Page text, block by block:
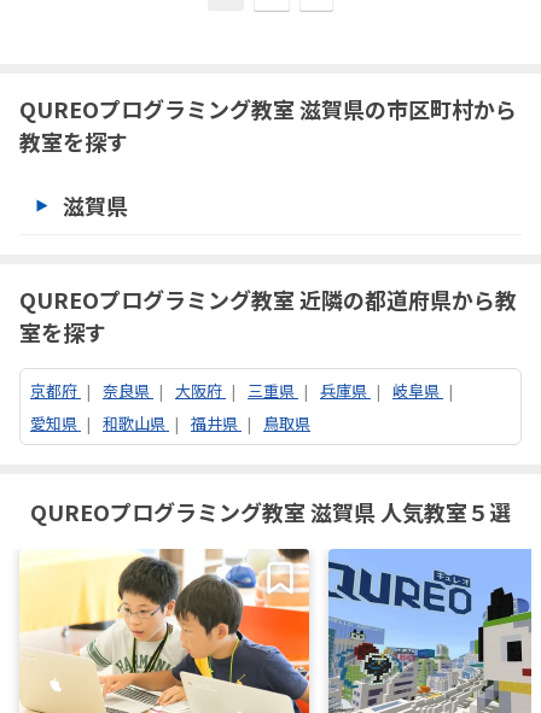
へ
QUREOプログラミング教室 滋賀県の市区町村から
教室を探す
滋賀県
QUREOプログラミング教室 近隣の都道府県から教
室を探す
京都府 奈良県 大阪府 三重県 兵庫県
岐阜県
愛知県
和歌山県 福井県 鳥取県
QUREOプログラミング教室 滋賀県 人気教室５選